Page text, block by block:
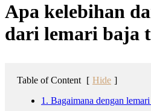
Apa kelebihan
dari lemari baja
Table of Content [ Hide ]
1. Bagaimana dengan